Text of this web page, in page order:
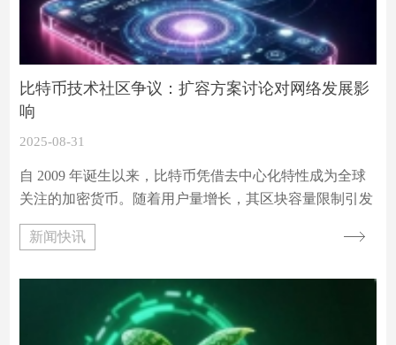
比特币技术社区争议：扩容方案讨论对网络发展影
响
2025-08-31
自 2009 年诞生以来，比特币凭借去中心化特性成为全球
关注的加密货币。随着用户量增长，其区块容量限制引发
的交易拥堵问题逐渐凸显。比特币最初设定每个区块容量
为 1MB，这一限制在早期能满足交易需求，但 2017 年开
小时，手续费飙升至数百美元，严重影响用户体验，扩容
成为技术社区必须面对的课题。
新闻快讯